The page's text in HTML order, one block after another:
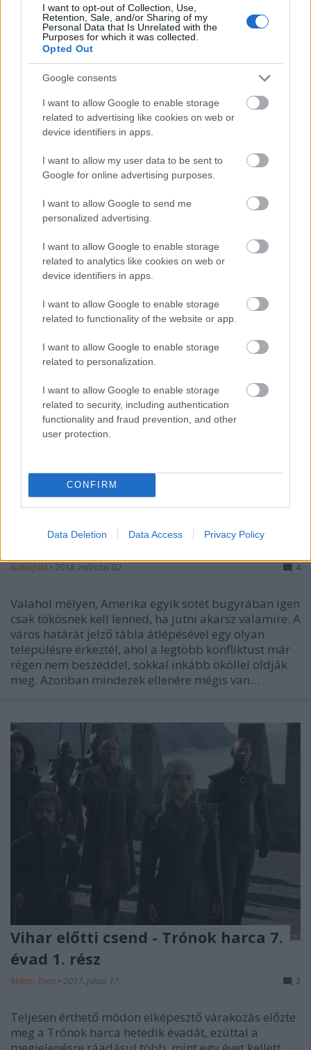
I want to opt-out of Collection, Use,
Retention, Sale, and/or Sharing of my
Personal Data that Is Unrelated with the
Purposes for which it was collected.
Opted Out
Google consents
I want to allow Google to enable storage
related to advertising like cookies on web or
device identifiers in apps.
I want to allow my user data to be sent to
Google for online advertising purposes.
I want to allow Google to send me
personalized advertising.
I want to allow Google to enable storage
related to analytics like cookies on web or
device identifiers in apps.
I want to allow Google to enable storage
related to functionality of the website or app.
I want to allow Google to enable storage
related to personalization.
I want to allow Google to enable storage
related to security, including authentication
functionality and fraud prevention, and other
user protection.
CONFIRM
Data Deletion Data Access Privacy Policy
Szerelemben és háborúban mindent
kultúrfaló•2018. március 25.
Magyarul a Milliárdok nyomában címre keresztelt
sorozat Paul Giamatti (Kerülőutak, John Adams) és
jutalomjátéka, akik egy államügyész és egy
milliárdos üzletember bőrébe bújva hol a másik, hol
saját maguk alatt vágják a fát egyre nagyobb ívű
csatározásuk…
Pofonok földjén - 5 éves a Banshee
kultúrfaló • 2018. március 02. 4
Valahol mélyen, Amerika egyik sötét bugyrában igen
csak tökösnek kell lenned, ha jutni akarsz valamire. A
város határát jelző tábla átlépésével egy olyan
településre érkeztél, ahol a legtöbb konfliktust már
régen nem beszéddel, sokkal inkább ököllel oldják
meg. Azonban mindezek ellenére mégis van…
Vihar előtti csend - Trónok harca 7.
évad 1. rész
Mikesi Tomi • 2017. július 17. 3
Teljesen érthető módon elképesztő várakozás előzte
meg a Trónok harca hetedik évadát, ezúttal a